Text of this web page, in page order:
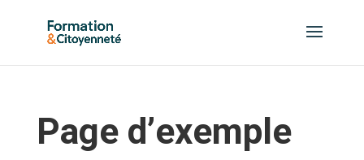
Page d’exemple